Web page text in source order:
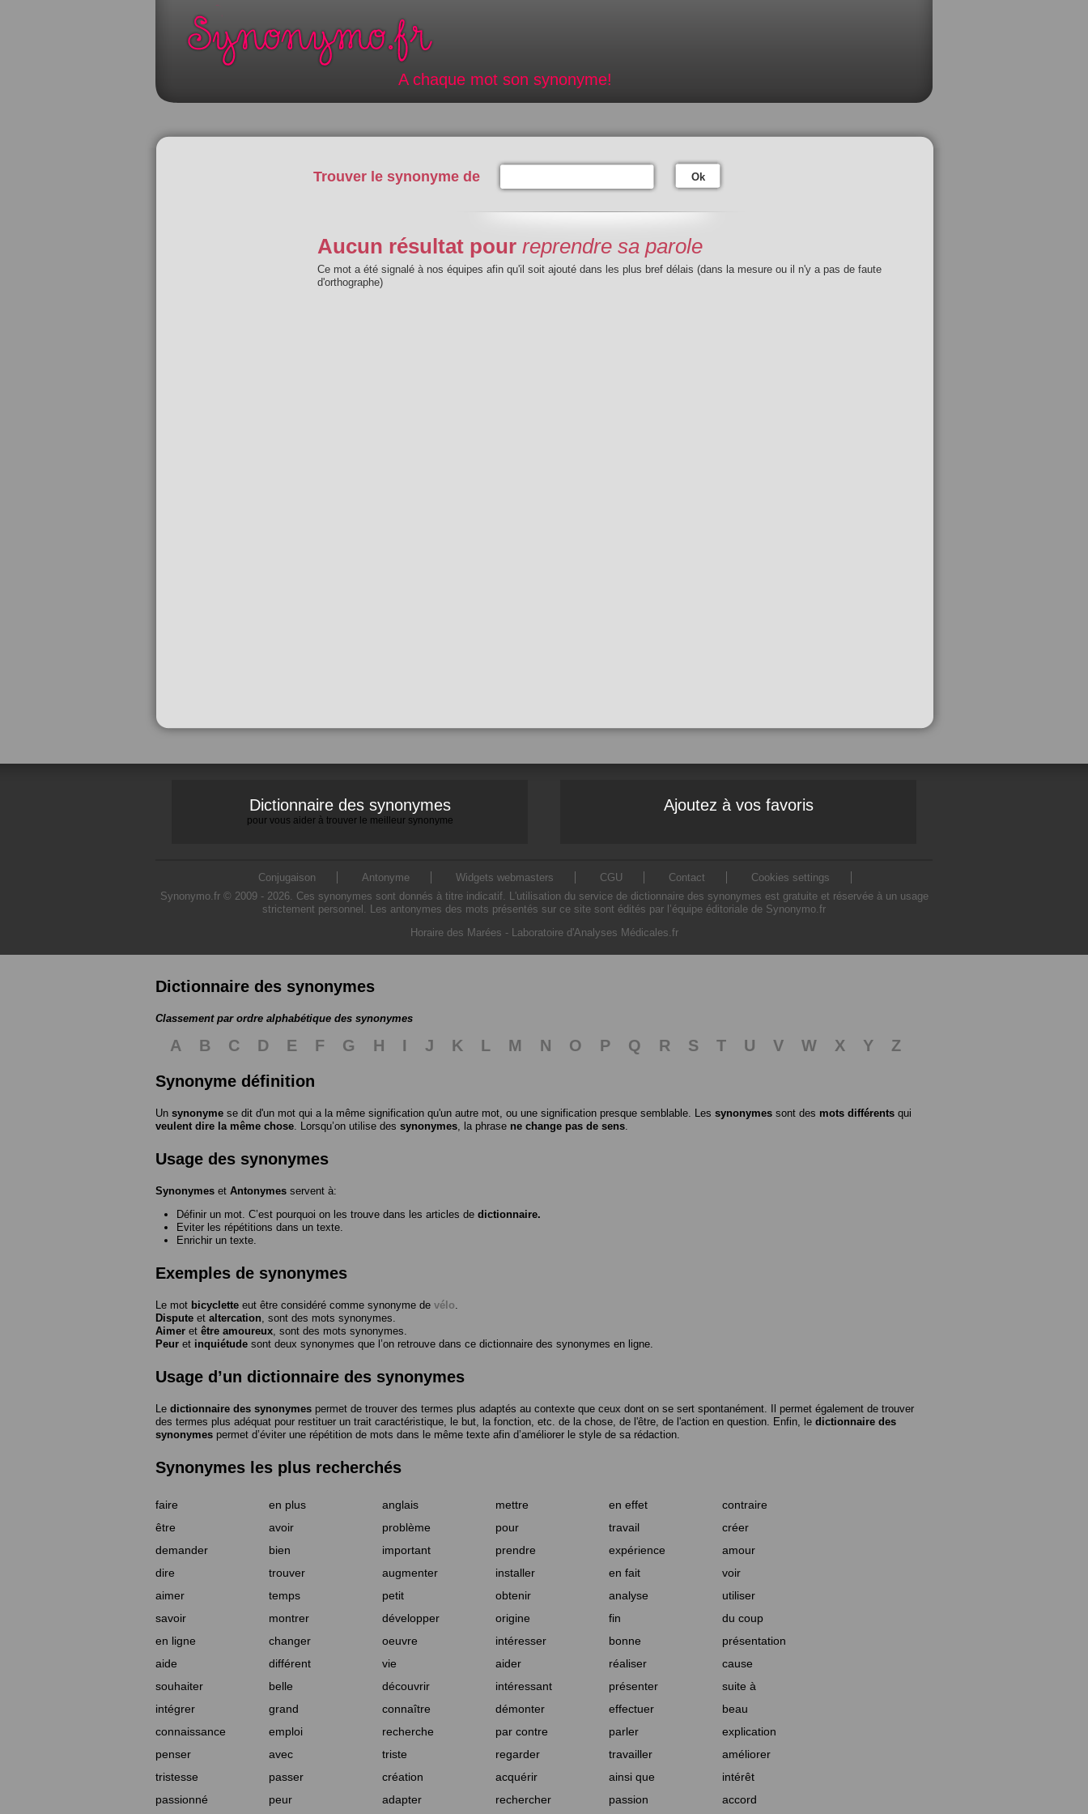
A chaque mot son synonyme!
Trouver le synonyme de Ok
Aucun résultat pour reprendre sa parole
Ce mot a été signalé à nos équipes afin qu'il soit ajouté dans les plus bref délais (dans la mesure ou il n'y a pas de faute
d'orthographe)
Dictionnaire des synonymes
pour vous aider à trouver le meilleur synonyme
Ajoutez à vos favoris
Conjugaison Antonyme Widgets webmasters CGU Contact
Cookies settings
Synonymo.fr © 2009 - 2026. Ces synonymes sont donnés à titre indicatif. L'utilisation du service de dictionnaire des synonymes est gratuite et réservée à un usage
strictement personnel. Les antonymes des mots présentés sur ce site sont édités par l’équipe éditoriale de Synonymo.fr
Horaire des Marées - Laboratoire d'Analyses Médicales.fr
Dictionnaire des synonymes
Classement par ordre alphabétique des synonymes
A B C D E F G H I J K L M N O P Q R S T U V W X Y
Z
Synonyme définition
Un synonyme se dit d'un mot qui a la même signification qu'un autre mot, ou une signification presque semblable. Les synonymes sont des mots différents qui
veulent dire la même chose . Lorsqu’on utilise des synonymes , la phrase ne change pas de sens
Usage des synonymes
Synonymes et Antonymes servent à:
Définir un mot. C’est pourquoi on les trouve dans les articles de dictionnaire.
Eviter les répétitions dans un texte.
Enrichir un texte.
Exemples de synonymes
Le mot bicyclette eut être considéré comme synonyme de vélo
Dispute et altercation , sont des mots synonymes.
Aimer et être amoureux , sont des mots synonymes.
Peur et inquiétude sont deux synonymes que l’on retrouve dans ce dictionnaire des synonymes en ligne.
Usage d’un dictionnaire des synonymes
Le dictionnaire des synonymes permet de trouver des termes plus adaptés au contexte que ceux dont on se sert spontanément. Il permet également de trouver
des termes plus adéquat pour restituer un trait caractéristique, le but, la fonction, etc. de la chose, de l'être, de l'action en question. Enfin, le dictionnaire des
synonymes permet d’éviter une répétition de mots dans le même texte afin d’améliorer le style de sa rédaction.
Synonymes les plus recherchés
faire en plus anglais mettre en effet
contraire
être
avoir problème pour travail
créer
demander
bien important prendre expérience
amour
dire
trouver augmenter installer en fait
voir
aimer
temps petit obtenir analyse
utiliser
savoir
montrer développer origine fin
du coup
en ligne
changer oeuvre intéresser bonne
présentation
aide
différent vie aider réaliser
cause
souhaiter
belle découvrir intéressant présenter
suite à
intégrer
grand connaître démonter effectuer
beau
connaissance
emploi recherche par contre parler
explication
penser
avec triste regarder travailler
améliorer
tristesse
passer création acquérir ainsi que
intérêt
passionné
peur adapter rechercher passion accord